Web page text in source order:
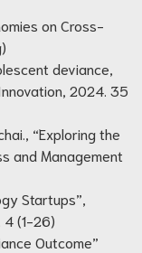
on Cross-
deviance,
2024. 35
“Exploring the
and Management
Startups”,
4 (1-26)
Outcome”